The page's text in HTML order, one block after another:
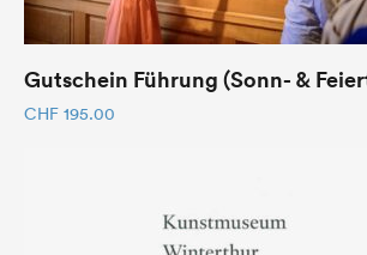
Gutschein Führung (Sonn- &
CHF 195.00